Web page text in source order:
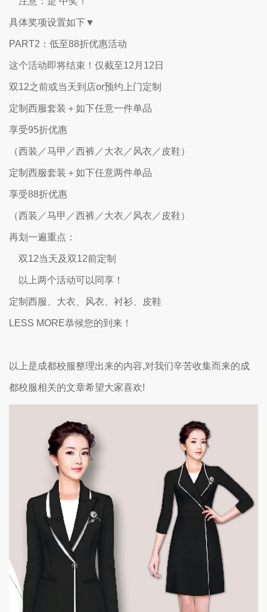
具体奖项设置如下▼
PART2：低至88折优惠活动
这个活动即将结束！仅截至12月12日
双12之前或当天到店or预约上门定制
定制西服套装＋如下任意一件单品
享受95折优惠
（西装／马甲／西裤／大衣／风衣／皮鞋）
定制西服套装＋如下任意两件单品
享受88折优惠
（西装／马甲／西裤／大衣／风衣／皮鞋）
再划一遍重点：
双12当天及双12前定制
以上两个活动可以同享！
定制西服、大衣、风衣、衬衫、皮鞋
LESS MORE恭候您的到来！
以上是成都校服整理出来的内容,对我们辛苦收集而来的成
都校服相关的文章希望大家喜欢!